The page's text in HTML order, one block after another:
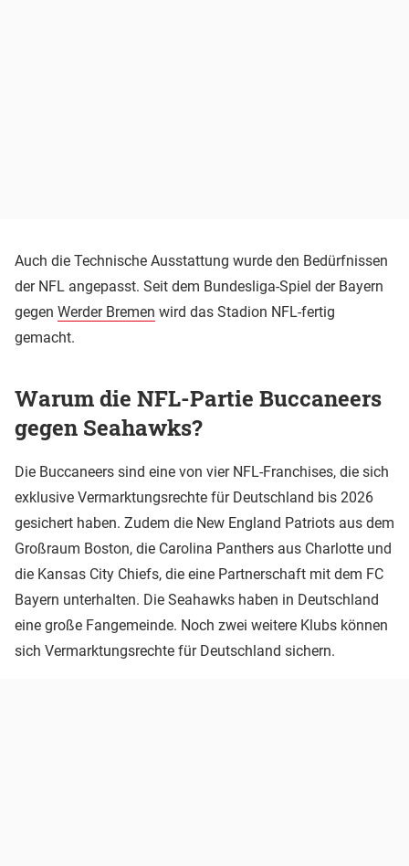
Auch die Technische Ausstattung wurde den Bedürfnissen
der NFL angepasst. Seit dem Bundesliga-Spiel der Bayern
gegen Werder Bremen wird das Stadion NFL-fertig
gemacht.
Warum die NFL-Partie Buccaneers
gegen Seahawks?
Die Buccaneers sind eine von vier NFL-Franchises, die sich
exklusive Vermarktungsrechte für Deutschland bis 2026
gesichert haben. Zudem die New England Patriots aus dem
Großraum Boston, die Carolina Panthers aus Charlotte und
die Kansas City Chiefs, die eine Partnerschaft mit dem FC
Bayern unterhalten. Die Seahawks haben in Deutschland
eine große Fangemeinde. Noch zwei weitere Klubs können
sich Vermarktungsrechte für Deutschland sichern.